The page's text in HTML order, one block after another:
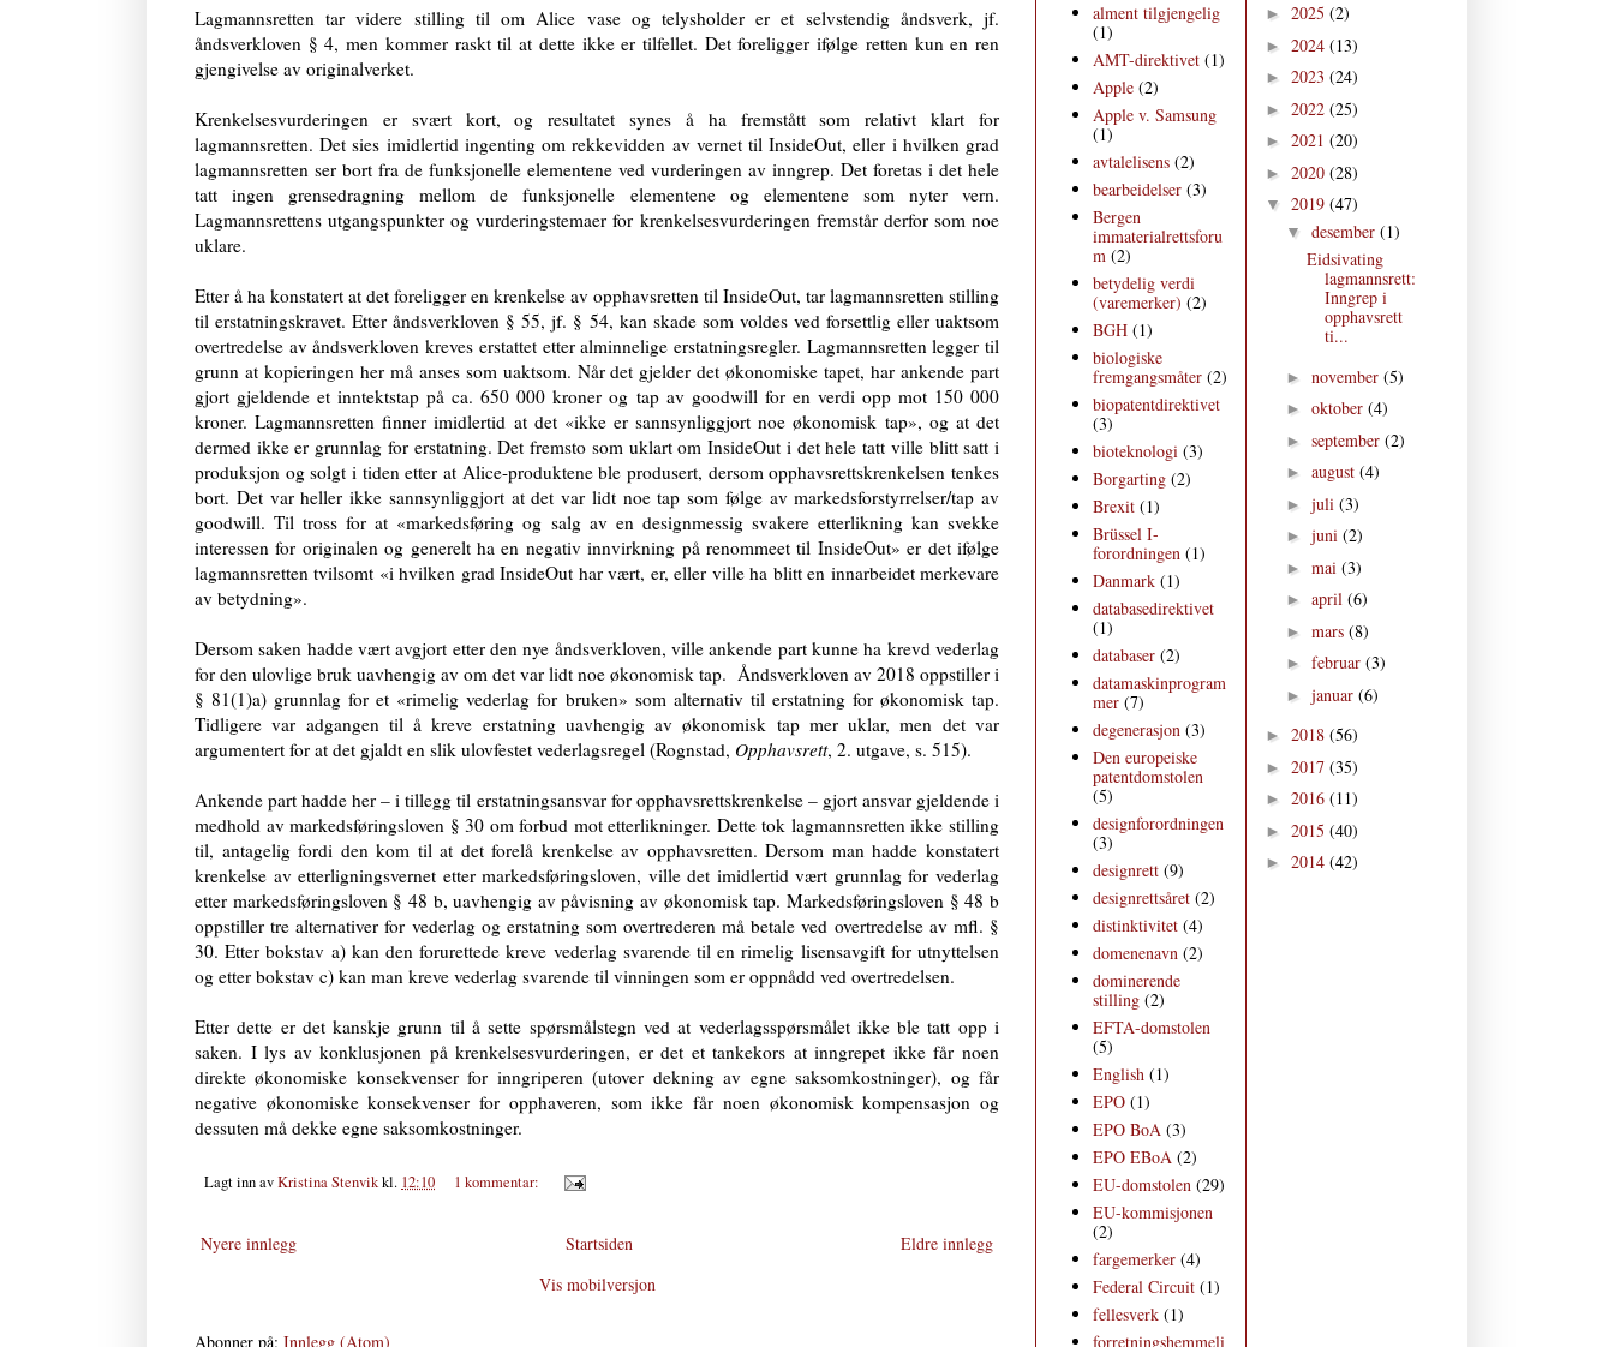
Lagmannsretten tar videre stilling til om Alice vase og telysholder er et selvstendig åndsverk, jf.
åndsverkloven § 4, men kommer raskt til at dette ikke er tilfellet. Det foreligger ifølge retten kun en ren
gjengivelse av originalverket.
Krenkelsesvurderingen er svært kort, og resultatet synes å ha fremstått som relativt klart for
lagmannsretten. Det sies imidlertid ingenting om rekkevidden av vernet til InsideOut, eller i hvilken grad
lagmannsretten ser bort fra de funksjonelle elementene ved vurderingen av inngrep. Det foretas i det hele
tatt ingen grensedragning mellom de funksjonelle elementene og elementene som nyter vern.
Lagmannsrettens utgangspunkter og vurderingstemaer for krenkelsesvurderingen fremstår derfor som noe
uklare.
Etter å ha konstatert at det foreligger en krenkelse av opphavsretten til InsideOut, tar lagmannsretten stilling
til erstatningskravet. Etter åndsverkloven § 55, jf. § 54, kan skade som voldes ved forsettlig eller uaktsom
overtredelse av åndsverkloven kreves erstattet etter alminnelige erstatningsregler. Lagmannsretten legger til
grunn at kopieringen her må anses som uaktsom. Når det gjelder det økonomiske tapet, har ankende part
gjort gjeldende et inntektstap på ca. 650 000 kroner og tap av goodwill for en verdi opp mot 150 000
kroner. Lagmannsretten finner imidlertid at det «ikke er sannsynliggjort noe økonomisk tap», og at det
dermed ikke er grunnlag for erstatning. Det fremsto som uklart om InsideOut i det hele tatt ville blitt satt i
produksjon og solgt i tiden etter at Alice-produktene ble produsert, dersom opphavsrettskrenkelsen tenkes
bort. Det var heller ikke sannsynliggjort at det var lidt noe tap som følge av markedsforstyrrelser/tap av
goodwill. Til tross for at «markedsføring og salg av en designmessig svakere etterlikning kan svekke
interessen for originalen og generelt ha en negativ innvirkning på renommeet til InsideOut» er det ifølge
lagmannsretten tvilsomt «i hvilken grad InsideOut har vært, er, eller ville ha blitt en innarbeidet merkevare
av betydning».
Dersom saken hadde vært avgjort etter den nye åndsverkloven, ville ankende part kunne ha krevd vederlag
for den ulovlige bruk uavhengig av om det var lidt noe økonomisk tap. Åndsverkloven av 2018 oppstiller i
§ 81(1)a) grunnlag for et «rimelig vederlag for bruken» som alternativ til erstatning for økonomisk tap.
Tidligere var adgangen til å kreve erstatning uavhengig av økonomisk tap mer uklar, men det var
argumentert for at det gjaldt en slik ulovfestet vederlagsregel (Rognstad, Opphavsrett, 2. utgave, s. 515).
Ankende part hadde her – i tillegg til erstatningsansvar for opphavsrettskrenkelse – gjort ansvar gjeldende i
medhold av markedsføringsloven § 30 om forbud mot etterlikninger. Dette tok lagmannsretten ikke stilling
til, antagelig fordi den kom til at det forelå krenkelse av opphavsretten. Dersom man hadde konstatert
krenkelse av etterligningsvernet etter markedsføringsloven, ville det imidlertid vært grunnlag for vederlag
etter markedsføringsloven § 48 b, uavhengig av påvisning av økonomisk tap. Markedsføringsloven § 48 b
oppstiller tre alternativer for vederlag og erstatning som overtrederen må betale ved overtredelse av mfl. §
30. Etter bokstav a) kan den forurettede kreve vederlag svarende til en rimelig lisensavgift for utnyttelsen
og etter bokstav c) kan man kreve vederlag svarende til vinningen som er oppnådd ved overtredelsen.
Etter dette er det kanskje grunn til å sette spørsmålstegn ved at vederlagsspørsmålet ikke ble tatt opp i
saken. I lys av konklusjonen på krenkelsesvurderingen, er det et tankekors at inngrepet ikke får noen
direkte økonomiske konsekvenser for inngriperen (utover dekning av egne saksomkostninger), og får
negative økonomiske konsekvenser for opphaveren, som ikke får noen økonomisk kompensasjon og
dessuten må dekke egne saksomkostninger.
Lagt inn avKristina Stenvikkl. 12:10 1 kommentar:
Nyere innlegg Eldre innlegg
Startsiden
Vis mobilversjon
Abonner på: Innlegg (Atom)
alment tilgjengelig
(1)
AMT-direktivet (1)
Apple (2)
Apple v. Samsung
(1)
avtalelisens (2)
bearbeidelser (3)
Bergen
immaterialrettsforu
m (2)
betydelig verdi
(varemerker) (2)
BGH (1)
biologiske
fremgangsmåter (2)
biopatentdirektivet
(3)
bioteknologi (3)
Borgarting (2)
Brexit (1)
Brüssel I-
forordningen (1)
Danmark (1)
databasedirektivet
(1)
databaser (2)
datamaskinprogram
mer (7)
degenerasjon (3)
Den europeiske
patentdomstolen
(5)
designforordningen
(3)
designrett (9)
designrettsåret (2)
distinktivitet (4)
domenenavn (2)
dominerende
stilling (2)
EFTA-domstolen
(5)
English (1)
EPO (1)
EPO BoA (3)
EPO EBoA (2)
EU-domstolen (29)
EU-kommisjonen
(2)
fargemerker (4)
Federal Circuit (1)
fellesverk (1)
forretningshemmeli
► 2025 (2)
► 2024 (13)
► 2023 (24)
► 2022 (25)
► 2021 (20)
► 2020 (28)
▼ 2019 (47)
▼ desember (1)
Eidsivating
lagmannsrett:
Inngrep i
opphavsrett
ti...
► november (5)
► oktober (4)
► september (2)
► august (4)
► juli (3)
► juni (2)
► mai (3)
► april (6)
► mars (8)
► februar (3)
► januar (6)
► 2018 (56)
► 2017 (35)
► 2016 (11)
► 2015 (40)
► 2014 (42)